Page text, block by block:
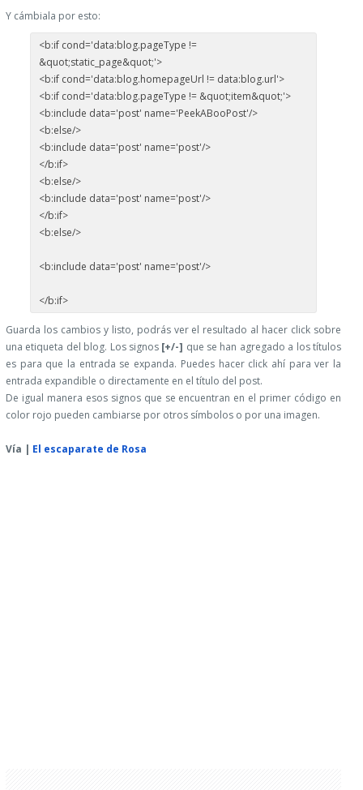
Y cámbiala por esto:
<b:if cond='data:blog.pageType !=
&quot;static_page&quot;'>
<b:if cond='data:blog.homepageUrl != data:blog.url'>
<b:if cond='data:blog.pageType != &quot;item&quot;'>
<b:include data='post' name='PeekABooPost'/>
<b:else/>
<b:include data='post' name='post'/>
</b:if>
<b:else/>
<b:include data='post' name='post'/>
</b:if>
<b:else/>
<b:include data='post' name='post'/>
</b:if>
Guarda los cambios y listo, podrás ver el resultado al hacer click sobre
una etiqueta del blog. Los signos [+/-] que se han agregado a los títulos
es para que la entrada se expanda. Puedes hacer click ahí para ver la
entrada expandible o directamente en el título del post.
De igual manera esos signos que se encuentran en el primer código en
color rojo pueden cambiarse por otros símbolos o por una imagen.
Vía | El escaparate de Rosa